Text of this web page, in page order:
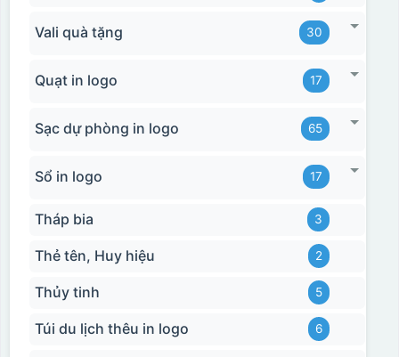
Vali quà tặng 30
Quạt in logo 17
Sạc dự phòng in logo 65
Sổ in logo 17
Tháp bia 3
Thẻ tên, Huy hiệu 2
Thủy tinh 5
Túi du lịch thêu in logo 6